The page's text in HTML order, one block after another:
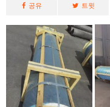
공유 트윗